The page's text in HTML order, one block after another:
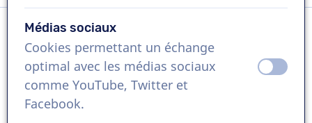
Langue
Flamand
Références
Médias sociaux
Cookies permettant un échange
optimal avec les médias sociaux
comme YouTube, Twitter et
Facebook.
éteint